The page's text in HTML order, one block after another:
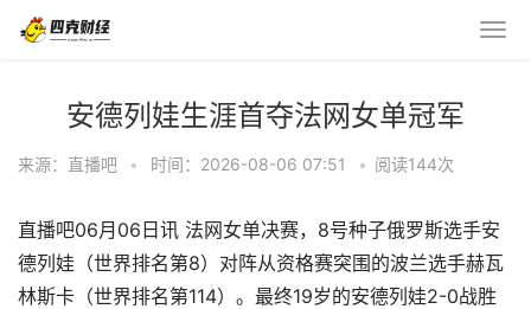
安德列娃生涯首夺法网女单冠军
来源：直播吧 • 时间：2026-08-06 07:51 • 阅读144次
直播吧06月06日讯 法网女单决赛，8号种子俄罗斯选手安
德列娃（世界排名第8）对阵从资格赛突围的波兰选手赫瓦
林斯卡（世界排名第114）。最终19岁的安德列娃2-0战胜